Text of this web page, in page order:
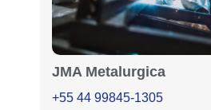
JMA Metalurgica
+55 44 99845-1305